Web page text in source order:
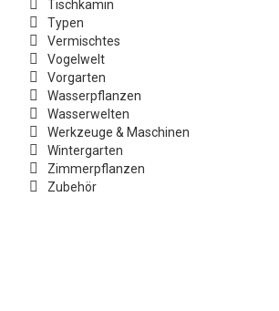
Tischkamin
Typen
Vermischtes
Vogelwelt
Vorgarten
Wasserpflanzen
Wasserwelten
Werkzeuge & Maschinen
Wintergarten
Zimmerpflanzen
Zubehör